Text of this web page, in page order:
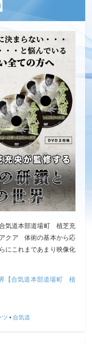
気道本部道場町 植芝充
クア 体術の基本から応
にこれまであまり映像化
【合気道本部道場町 植
ツ • 合気道